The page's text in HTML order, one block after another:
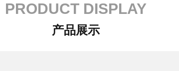
PRODUCT DISPLAY
产品展示